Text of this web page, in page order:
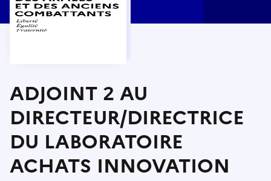
ADJOINT 2 AU
DIRECTEUR/DIRECTRICE
DU LABORATOIRE
ACHATS INNOVATION